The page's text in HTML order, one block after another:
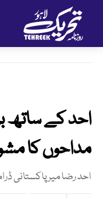
احد کے ساتھ
مداحوں کا
احد رضا میر پاکستانی